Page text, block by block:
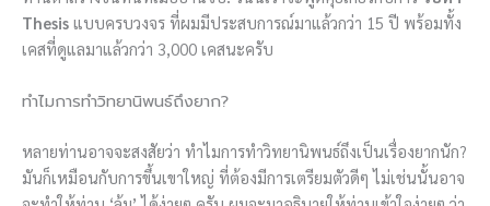
Thesis แบบครบวงจร ที่ผมมีประสบการณ์มาแล้วกว่า 15 ปี พร้อมทั้ง
เคสที่ดูแลมาแล้วกว่า 3,000 เคสนะครับ
ทำไมการทำวิทยานิพนธ์ถึงยาก?
หลายท่านอาจจะสงสัยว่า ทำไมการทำวิทยานิพนธ์ถึงเป็นเรื่องยากนัก?
มันก็เหมือนกับการขึ้นเขาใหญ่ ที่ต้องมีการเตรียมตัวดีๆ ไม่เช่นนั้นอาจ